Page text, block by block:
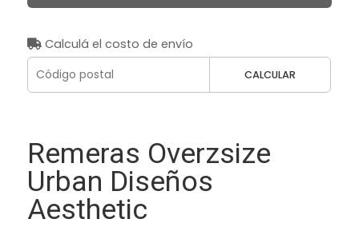
Calculá el costo de envío
CALCULAR
Remeras Overzsize
Urban Diseños
Aesthetic